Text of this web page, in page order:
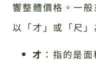
響整體價格。一
以「才」或「尺」
才 ：指的是